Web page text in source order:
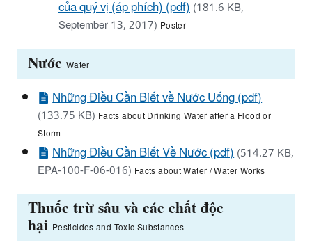
của quý vị (áp phích) (pdf)(181.6 KB,
September 13, 2017) Poster
Nước Water
Những Điều Cần Biết về Nước Uống (pdf)
(133.75 KB) Facts about Drinking Water after a Flood or
Storm
Những Điều Cần Biết Về Nước (pdf)(514.27 KB,
EPA-100-F-06-016) Facts about Water / Water Works
Thuốc trừ sâu và các chất độc
hại Pesticides and Toxic Substances